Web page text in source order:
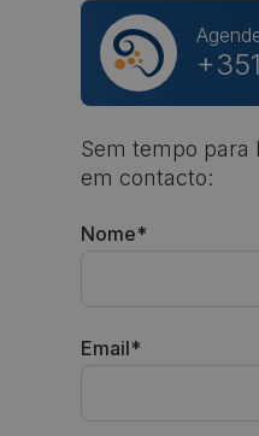
Sem tempo para
em contacto:
Nome*
Email*